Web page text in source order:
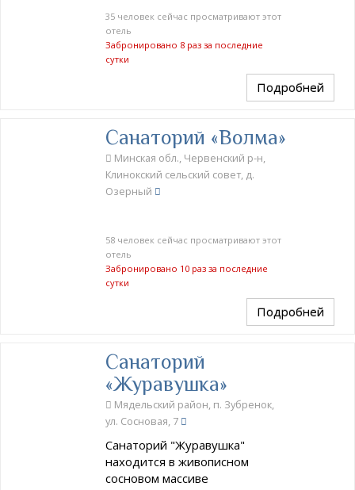
35 человек сейчас просматривают этот
отель
Забронировано 8 раз за последние
сутки
Подробней
Санаторий «Волма»
Минская обл., Червенский р-н,
Клинокский сельский совет, д.
Озерный
58 человек сейчас просматривают этот
отель
Забронировано 10 раз за последние
сутки
Подробней
Санаторий
«Журавушка»
Мядельский район, п. Зубренок,
ул. Сосновая, 7
Санаторий "Журавушка"
находится в живописном
сосновом массиве